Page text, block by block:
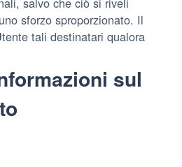
sforzo sproporzionato. Il
tali destinatari qualora
sul